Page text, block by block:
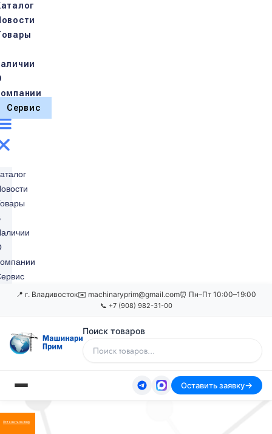
Сервис
📍 г. Владивосток✉️ machinaryprim@gmail.com⏰ Пн–Пт 10:00–19:00
📞 +7 (908) 982-31-00
Поиск товаров
Оставить заявку
Оставить заявку